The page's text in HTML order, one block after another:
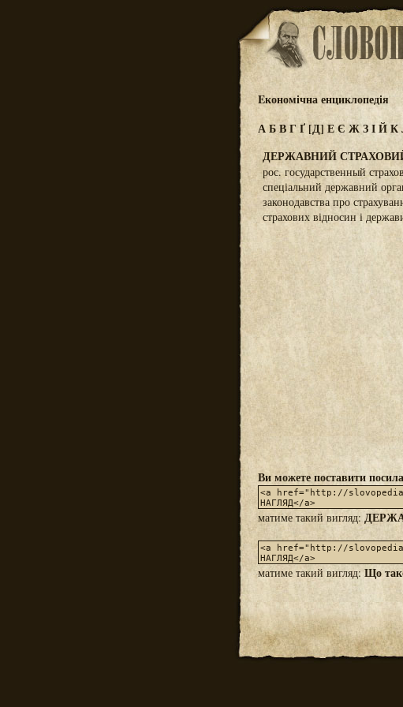
Eкономічна енциклопедія
АБВГҐ [Д] ЕЄ ЖЗІЙК
ДЕРЖАВНИЙ
рос. государственный
спеціальний державний
законодавства про
страхових відносин і
Ви можете поставити
матиме такий вигляд:
матиме такий вигляд:Що